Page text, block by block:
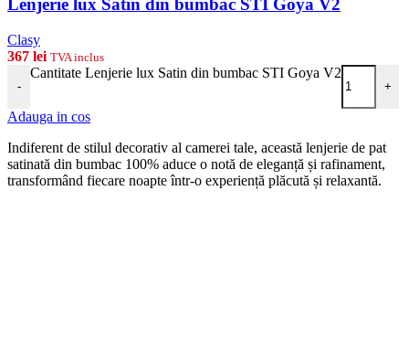
Lenjerie lux Satin din bumbac STI Goya V2
Clasy
367 lei TVA inclus
-
Cantitate Lenjerie lux Satin din bumbac STI Goya V2
+
Adauga in cos
Indiferent de stilul decorativ al camerei tale, această lenjerie de pat
satinată din bumbac 100% aduce o notă de eleganță și rafinament,
transformând fiecare noapte într-o experiență plăcută și relaxantă.